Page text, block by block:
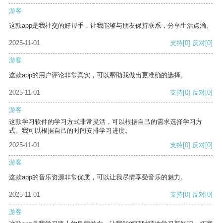
游客
这款app是我社交的好帮手，让我能够与朋友保持联系，分享生活点滴。
2025-11-01 支持[0] 反对[0]
游客
这款app的用户评论非常真实，可以帮助我做出更准确的选择。
2025-11-01 支持[0] 反对[0]
游客
这款学习软件的学习方式非常灵活，可以根据自己的需求选择学习方
式。我可以根据自己的时间安排学习进度。
2025-11-01
支持[0] 反对[0]
游客
这款app的音乐资源非常优质，可以让我尽情享受音乐的魅力。
2025-11-01 支持[0] 反对[0]
游客